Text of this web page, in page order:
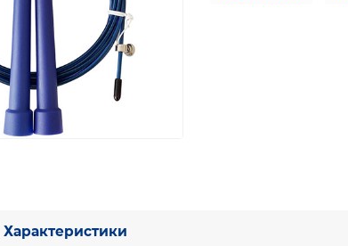
Характеристики